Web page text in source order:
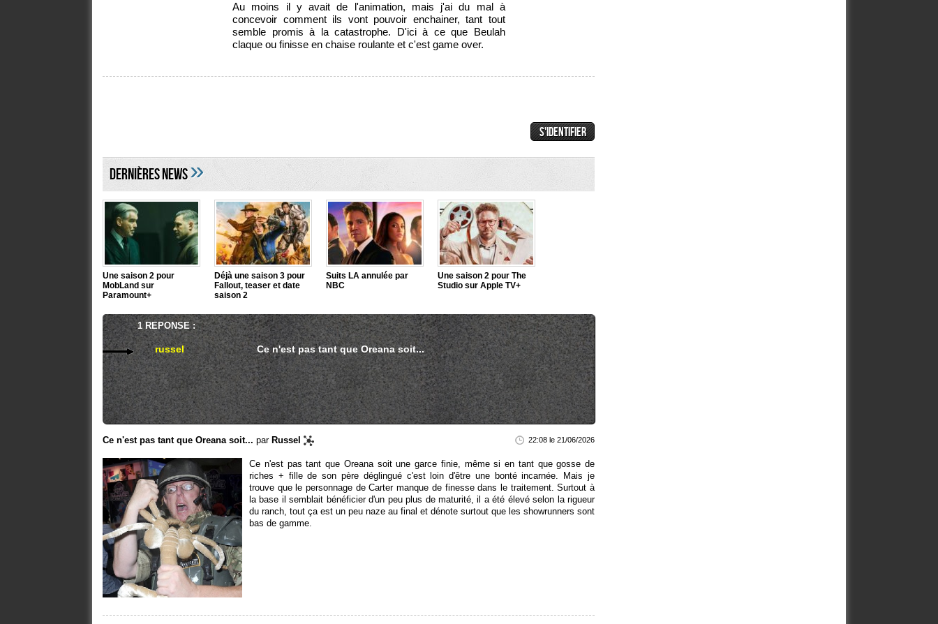
Au moins il y avait de l'animation, mais j'ai du mal à
concevoir comment ils vont pouvoir enchainer, tant tout
semble promis à la catastrophe. D'ici à ce que Beulah
claque ou finisse en chaise roulante et c'est game over.
DERNIÈRES NEWS»
Une saison 2 pour
MobLand sur
Paramount+
Déjà une saison 3 pour
Fallout, teaser et date
saison 2
Suits LA annulée par
NBC
Une saison 2 pour The
Studio sur Apple TV+
1 REPONSE :
russel Ce n'est pas tant que Oreana soit...
Ce n'est pas tant que Oreana soit... par Russel 22:08 le 21/06/2026
Ce n'est pas tant que Oreana soit une garce finie, même si en tant que gosse de
riches + fille de son père déglingué c'est loin d'être une bonté incarnée. Mais je
trouve que le personnage de Carter manque de finesse dans le traitement. Surtout à
la base il semblait bénéficier d'un peu plus de maturité, il a été élevé selon la rigueur
du ranch, tout ça est un peu naze au final et dénote surtout que les showrunners sont
bas de gamme.